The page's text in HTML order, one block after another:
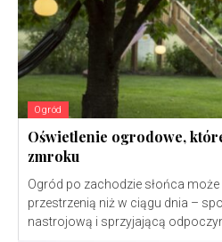
Ogród
Oświetlenie ogrodowe,
zmroku
Ogród po zachodzie słońca może
przestrzenią niż w ciągu dnia –
nastrojową i sprzyjającą